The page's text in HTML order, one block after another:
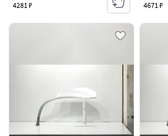
4281 ₽ 4671 ₽